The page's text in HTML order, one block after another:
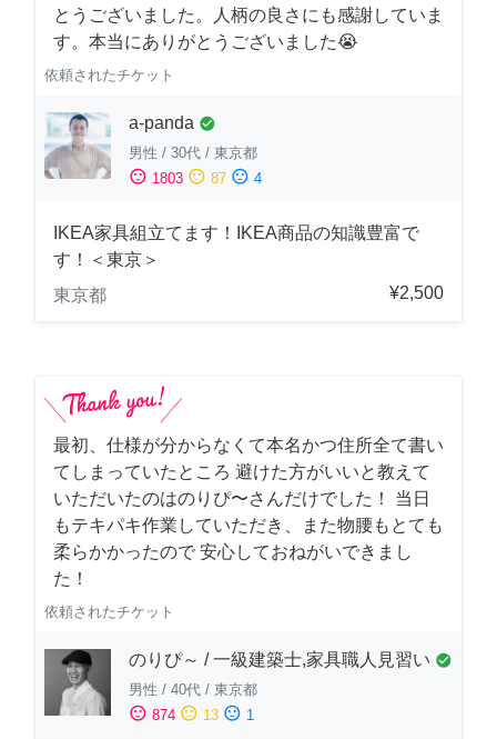
とうございました。人柄の良さにも感謝していま
す。本当にありがとうございました😭
依頼されたチケット
a-panda check_circle
男性 / 30代 / 東京都
sentiment_satisfied 1803 sentiment_neutral 87 sentiment_dissatisfied 4
IKEA家具組立てます！IKEA商品の知識豊富で
す！＜東京＞
東京都
¥2,500
最初、仕様が分からなくて本名かつ住所全て書い
てしまっていたところ 避けた方がいいと教えて
いただいたのはのりぴ〜さんだけでした！ 当日
もテキパキ作業していただき、また物腰もとても
柔らかかったので 安心しておねがいできまし
た！
依頼されたチケット
のりぴ～ / 一級建築士,家具職人見習い check_circle
男性 / 40代 / 東京都
sentiment_satisfied 874 sentiment_neutral 13 sentiment_dissatisfied 1